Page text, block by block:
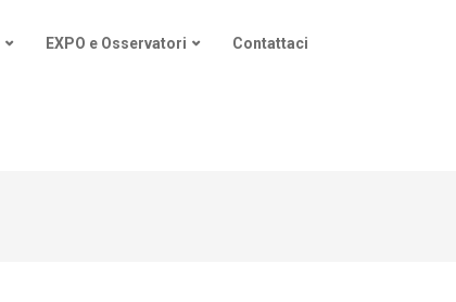
EXPO e Osservatori Contattaci